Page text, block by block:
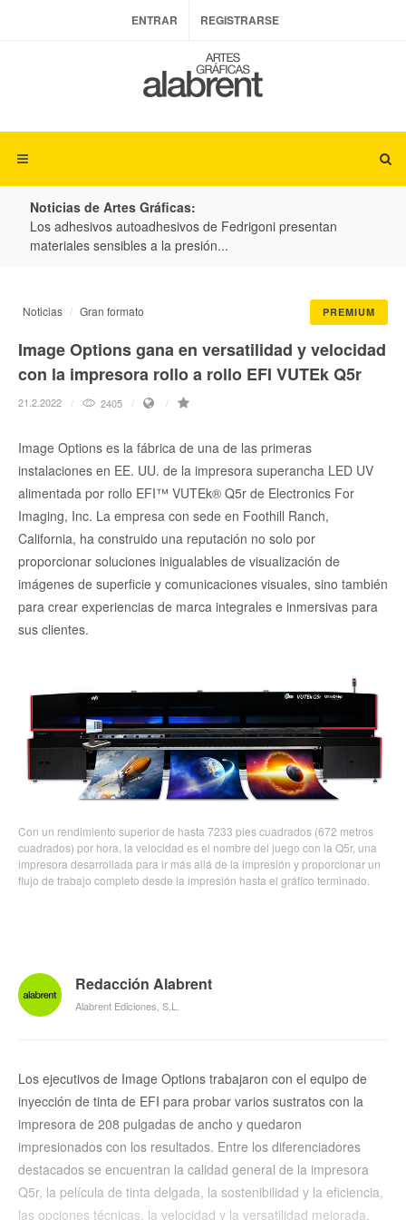
ENTRAR REGISTRARSE
Noticias de Artes Gráficas:
Los adhesivos autoadhesivos de Fedrigoni presentan
materiales sensibles a la presión...
PREMIUM
Noticias Gran formato
Image Options gana en versatilidad y velocidad
con la impresora rollo a rollo EFI VUTEk Q5r
21.2.2022 2405
Image Options es la fábrica de una de las primeras
instalaciones en EE. UU. de la impresora superancha LED UV
alimentada por rollo EFI™ VUTEk® Q5r de Electronics For
Imaging, Inc. La empresa con sede en Foothill Ranch,
California, ha construido una reputación no solo por
proporcionar soluciones inigualables de visualización de
imágenes de superficie y comunicaciones visuales, sino también
para crear experiencias de marca integrales e inmersivas para
sus clientes.
Con un rendimiento superior de hasta 7233 pies cuadrados (672 metros
cuadrados) por hora, la velocidad es el nombre del juego con la Q5r, una
impresora desarrollada para ir más allá de la impresión y proporcionar un
flujo de trabajo completo desde la impresión hasta el gráfico terminado.
Redacción Alabrent
Alabrent Ediciones, S.L.
Los ejecutivos de Image Options trabajaron con el equipo de
inyección de tinta de EFI para probar varios sustratos con la
impresora de 208 pulgadas de ancho y quedaron
impresionados con los resultados. Entre los diferenciadores
destacados se encuentran la calidad general de la impresora
Q5r, la película de tinta delgada, la sostenibilidad y la eficiencia,
las opciones técnicas, la velocidad y la versatilidad mejorada.